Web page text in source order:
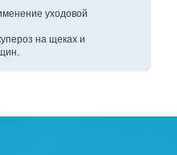
уходовой
на щеках и